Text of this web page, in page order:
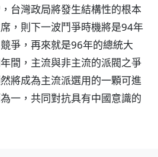
台灣政局將發生結構性的根本
，則下一波鬥爭時機將是94年
爭，再來就是96年的總統大
間，主流與非主流的派閥之爭
將成為主流派選用的一顆可進
一，共同對抗具有中國意識的